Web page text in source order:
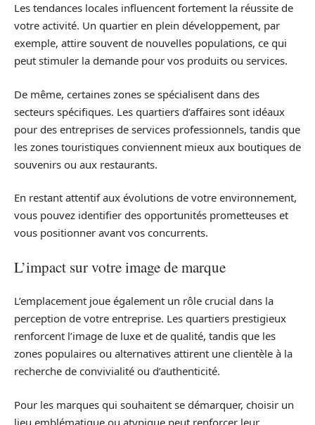
Les tendances locales influencent fortement la réussite de
votre activité. Un quartier en plein développement, par
exemple, attire souvent de nouvelles populations, ce qui
peut stimuler la demande pour vos produits ou services.
De même, certaines zones se spécialisent dans des
secteurs spécifiques. Les quartiers d’affaires sont idéaux
pour des entreprises de services professionnels, tandis que
les zones touristiques conviennent mieux aux boutiques de
souvenirs ou aux restaurants.
En restant attentif aux évolutions de votre environnement,
vous pouvez identifier des opportunités prometteuses et
vous positionner avant vos concurrents.
L’impact sur votre image de marque
L’emplacement joue également un rôle crucial dans la
perception de votre entreprise. Les quartiers prestigieux
renforcent l’image de luxe et de qualité, tandis que les
zones populaires ou alternatives attirent une clientèle à la
recherche de convivialité ou d’authenticité.
Pour les marques qui souhaitent se démarquer, choisir un
lieu emblématique ou atypique peut renforcer leur